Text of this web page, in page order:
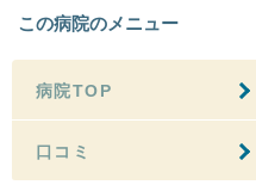
この病院のメニュー
病院TOP
口コミ